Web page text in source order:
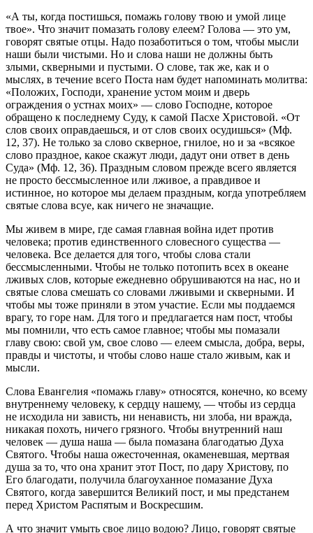
«А ты, когда постишься, помажь голову твою и умой лице
твое». Что значит помазать голову елеем? Голова — это ум,
говорят святые отцы. Надо позаботиться о том, чтобы мысли
наши были чистыми. Но и слова наши не должны быть
злыми, скверными и пустыми. О слове, так же, как и о
мыслях, в течение всего Поста нам будет напоминать молитва:
«Положих, Господи, хранение устом моим и дверь
ограждения о устнах моих» — слово Господне, которое
обращено к последнему Суду, к самой Пасхе Христовой. «От
слов своих оправдаешься, и от слов своих осудишься» (Мф.
12, 37). Не только за слово скверное, гнилое, но и за «всякое
слово праздное, какое скажут люди, дадут они ответ в день
Суда» (Мф. 12, 36). Праздным словом прежде всего является
не просто бессмысленное или лживое, а правдивое и
истинное, но которое мы делаем праздным, когда употребляем
святые слова всуе, как ничего не значащие.
Мы живем в мире, где самая главная война идет против
человека; против единственного словесного существа —
человека. Все делается для того, чтобы слова стали
бессмысленными. Чтобы не только потопить всех в океане
лживых слов, которые ежедневно обрушиваются на нас, но и
святые слова смешать со словами лживыми и скверными. И
чтобы мы тоже приняли в этом участие. Если мы поддаемся
врагу, то горе нам. Для того и предлагается нам пост, чтобы
мы помнили, что есть самое главное; чтобы мы помазали
главу свою: свой ум, свое слово — елеем смысла, добра, веры,
правды и чистоты, и чтобы слово наше стало живым, как и
мысли.
Слова Евангелия «помажь главу» относятся, конечно, ко всему
внутреннему человеку, к сердцу нашему, — чтобы из сердца
не исходила ни зависть, ни ненависть, ни злоба, ни вражда,
никакая похоть, ничего грязного. Чтобы внутренний наш
человек — душа наша — была помазана благодатью Духа
Святого. Чтобы наша ожесточенная, окаменевшая, мертвая
душа за то, что она хранит этот Пост, по дару Христову, по
Его благодати, получила благоуханное помазание Духа
Святого, когда завершится Великий пост, и мы предстанем
перед Христом Распятым и Воскресшим.
А что значит умыть свое лицо водою? Лицо, говорят святые